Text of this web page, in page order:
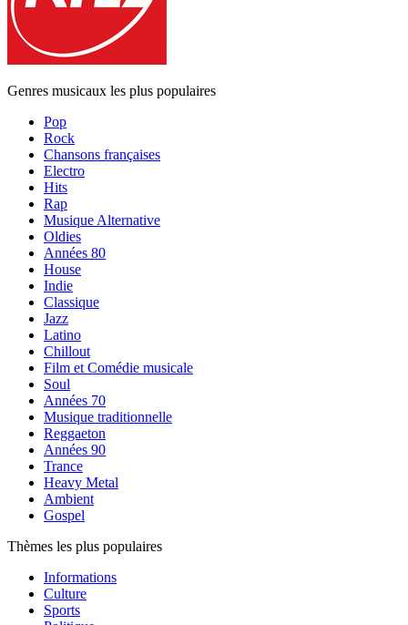
Genres musicaux les plus populaires
Pop
Rock
Chansons françaises
Electro
Hits
Rap
Musique Alternative
Oldies
Années 80
House
Indie
Classique
Jazz
Latino
Chillout
Film et Comédie musicale
Soul
Années 70
Musique traditionnelle
Reggaeton
Années 90
Trance
Heavy Metal
Ambient
Gospel
Thèmes les plus populaires
Informations
Culture
Sports